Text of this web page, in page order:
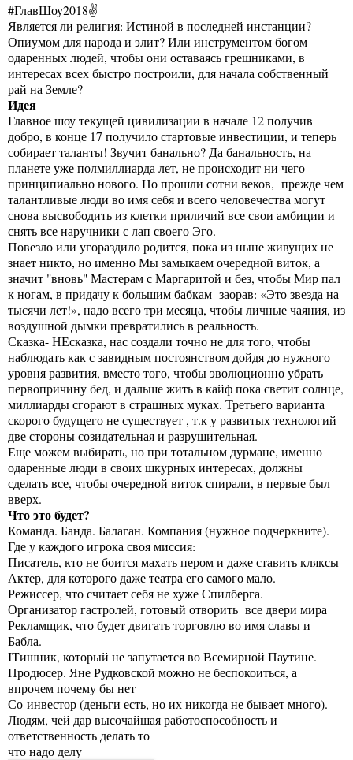
#ГлавШоу2018✌
Является ли религия: Истиной в последней инстанции?
Опиумом для народа и элит? Или инструментом богом
одаренных людей, чтобы они оставаясь грешниками, в
интересах всех быстро построили, для начала собственный
рай на Земле?
Идея
Главное шоу текущей цивилизации в начале 12 получив
добро, в конце 17 получило стартовые инвестиции, и теперь
собирает таланты! Звучит банально? Да банальность, на
планете уже полмиллиарда лет, не происходит ни чего
принципиально нового. Но прошли сотни веков, прежде чем
талантливые люди во имя себя и всего человечества могут
снова высвободить из клетки приличий все свои амбиции и
снять все наручники с лап своего Эго.
Повезло или угораздило родится, пока из ныне живущих не
знает никто, но именно Мы замыкаем очередной виток, а
значит "вновь" Мастерам с Маргаритой и без, чтобы Мир пал
к ногам, в придачу к большим бабкам заорав: «Это звезда на
тысячи лет!», надо всего три месяца, чтобы личные чаяния, из
воздушной дымки превратились в реальность.
Сказка- НЕсказка, нас создали точно не для того, чтобы
наблюдать как с завидным постоянством дойдя до нужного
уровня развития, вместо того, чтобы эволюционно убрать
первопричину бед, и дальше жить в кайф пока светит солнце,
миллиарды сгорают в страшных муках. Третьего варианта
скорого будущего не существует , т.к у развитых технологий
две стороны созидательная и разрушительная.
Еще можем выбирать, но при тотальном дурмане, именно
одаренные люди в своих шкурных интересах, должны
сделать все, чтобы очередной виток спирали, в первые был
вверх.
Что это будет?
Команда. Банда. Балаган. Компания (нужное подчеркните).
Где у каждого игрока своя миссия:
Писатель, кто не боится махать пером и даже ставить кляксы
Актер, для которого даже театра его самого мало.
Режиссер, что считает себя не хуже Спилберга.
Организатор гастролей, готовый отворить все двери мира
Рекламщик, что будет двигать торговлю во имя славы и
Бабла.
ITишник, который не запутается во Всемирной Паутине.
Продюсер. Яне Рудковской можно не беспокоиться, а
впрочем почему бы нет
Со-инвестор (деньги есть, но их никогда не бывает много).
Людям, чей дар высочайшая работоспособность и
ответственность делать то
что надо делу